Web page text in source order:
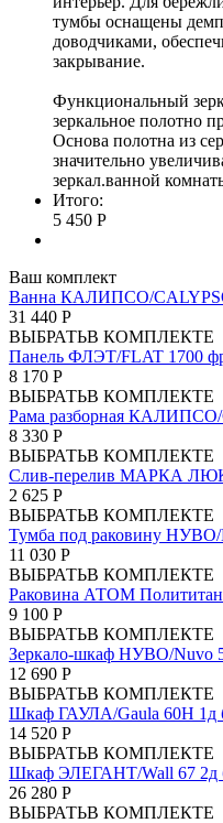
тумбы оснащены
доводчиками,
закрывание.
Функциональный
зеркальное полотно
Основа полотна из
значительно
зеркал.ванной
Итого:
5 450 Р
Ваш комплект
Ванна КАЛИПСО/
31 440 Р
ВЫБРАТЬВ КОМПЛЕКТЕ
Панель ФЛЭТ/FLAT 1700
8 170 Р
ВЫБРАТЬВ КОМПЛЕКТЕ
Рама разборная КАЛИПСО/
8 330 Р
ВЫБРАТЬВ КОМПЛЕКТЕ
Слив-перелив МАРКА
2 625 Р
ВЫБРАТЬВ КОМПЛЕКТЕ
Тумба под раковину НУВО/
11 030 Р
ВЫБРАТЬВ КОМПЛЕКТЕ
Раковина АТОМ
9 100 Р
ВЫБРАТЬВ КОМПЛЕКТЕ
Зеркало-шкаф НУВО/Nuvo
12 690 Р
ВЫБРАТЬВ КОМПЛЕКТЕ
Шкаф ГАУЛА/Gaula 60Н 1д
14 520 Р
ВЫБРАТЬВ КОМПЛЕКТЕ
Шкаф ЭЛЕГАНТ/Wall 67 2д
26 280 Р
ВЫБРАТЬВ КОМПЛЕКТЕ